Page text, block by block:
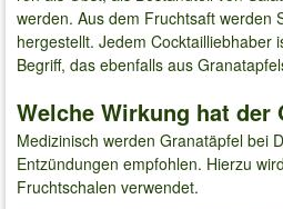
werden. Aus dem Fruchtsaft werden
hergestellt. Jedem Cocktailliebhaber
Begriff, das ebenfalls aus
Welche Wirkung hat der
Medizinisch werden Granatäpfel bei
Entzündungen empfohlen. Hierzu
Fruchtschalen verwendet.